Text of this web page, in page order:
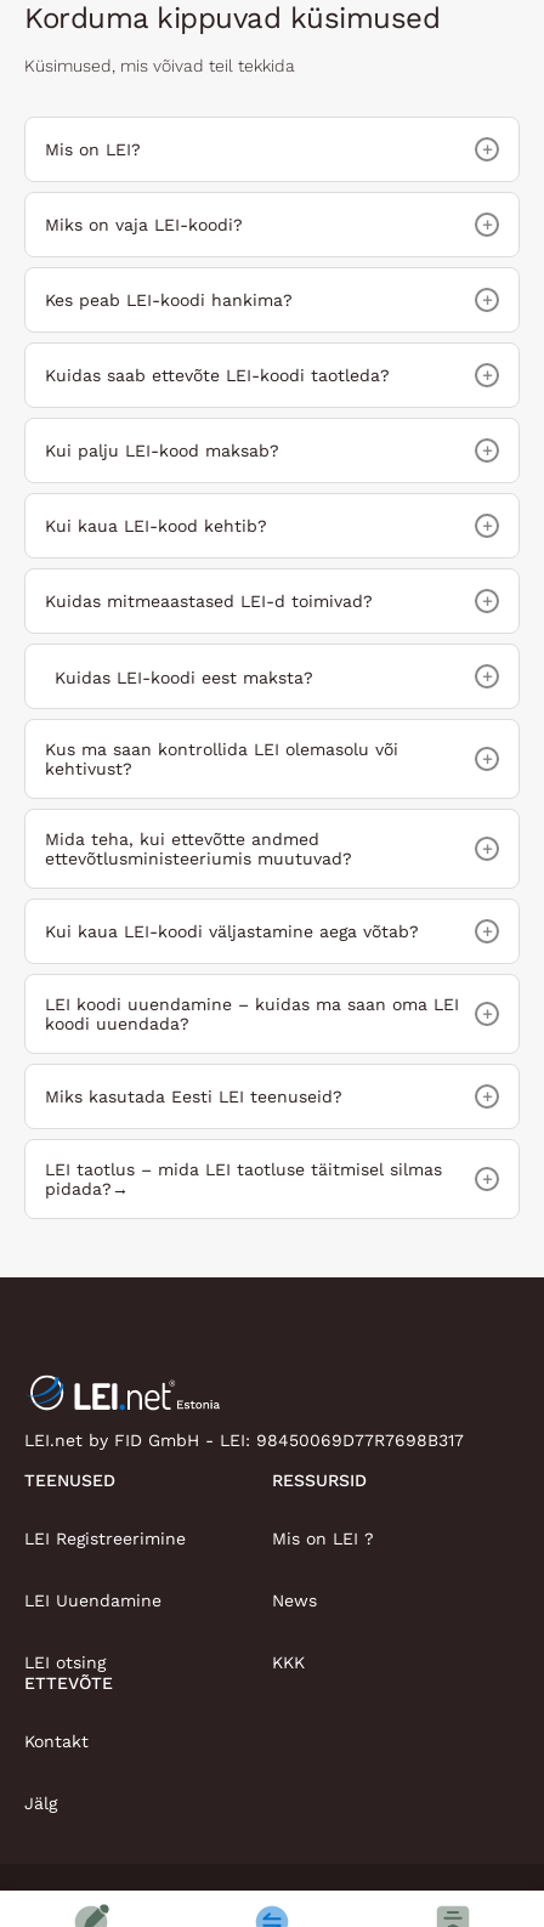
Korduma kippuvad küsimused
Küsimused, mis võivad teil tekkida
Mis on LEI? +
Miks on vaja LEI-koodi? +
Kes peab LEI-koodi hankima? +
Kuidas saab ettevõte LEI-koodi taotleda? +
Kui palju LEI-kood maksab? +
Kui kaua LEI-kood kehtib? +
Kuidas mitmeaastased LEI-d toimivad? +
Kuidas LEI-koodi eest maksta? +
Kus ma saan kontrollida LEI olemasolu või
kehtivust?
+
Mida teha, kui ettevõtte andmed
ettevõtlusministeeriumis muutuvad?
+
Kui kaua LEI-koodi väljastamine aega võtab? +
LEI koodi uuendamine – kuidas ma saan oma LEI
koodi uuendada?
+
Miks kasutada Eesti LEI teenuseid? +
LEI taotlus – mida LEI taotluse täitmisel silmas
pidada?→
+
LEI.net by FID GmbH - LEI: 98450069D77R7698B317
TEENUSED
LEI Registreerimine
LEI Uuendamine
LEI otsing
RESSURSID
Mis on LEI ?
News
KKK
ETTEVÕTE
Kontakt
Jälg
Autoriõigus © LEI.net Limited 2026 | Kõik õigused kaitstud